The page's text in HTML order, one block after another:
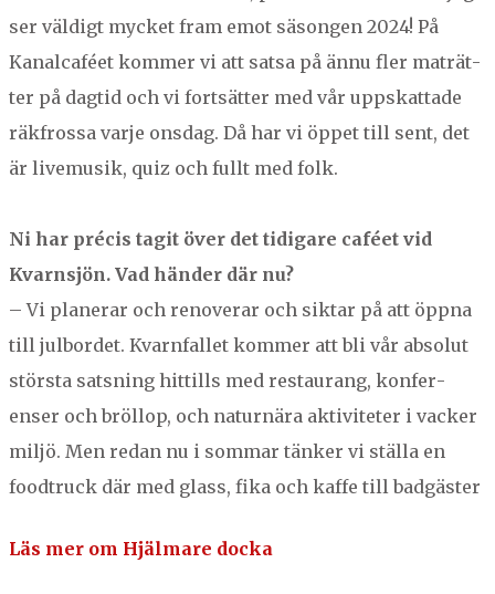
ser väldigt myck­et fram emot säsongen 2024! På
Kanal­caféet kom­mer vi att sat­sa på ännu fler maträt­
ter på dagtid och vi fort­sät­ter med vår upp­skat­tade
räk­frossa var­je ons­dag. Då har vi öppet till sent, det
är live­musik, quiz och fullt med folk.
Ni har pré­cis tag­it över det tidi­gare caféet vid
Kvarn­sjön. Vad hän­der där nu?
– Vi planer­ar och ren­over­ar och sik­tar på att öpp­na
till jul­bor­det. Kvarn­fal­l­et kom­mer att bli vår abso­lut
störs­ta sat­sning hit­tills med restau­rang, kon­fer­
enser och bröl­lop, och naturnära aktiviteter i vack­er
miljö. Men redan nu i som­mar tänker vi stäl­la en
foodtruck där med glass, fika och kaffe till badgäster
Läs mer om Hjäl­mare docka